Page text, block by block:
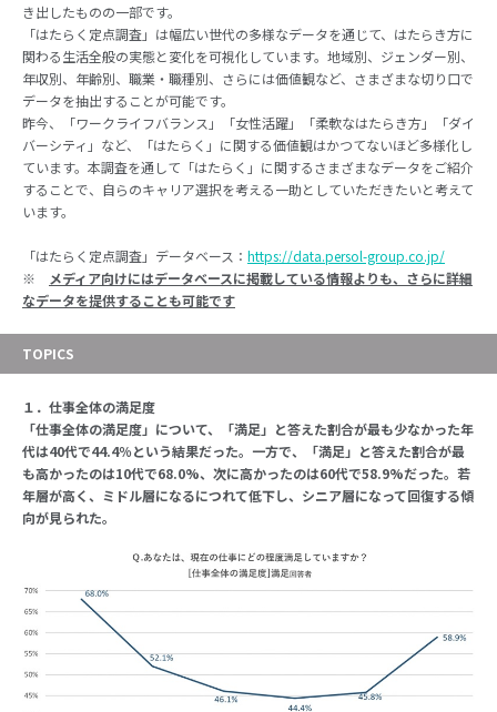
き出したものの一部です。
「はたらく定点調査」は幅広い世代の多様なデータを通じて、はたらき方に
関わる生活全般の実態と変化を可視化しています。地域別、ジェンダー別、
年収別、年齢別、職業・職種別、さらには価値観など、さまざまな切り口で
データを抽出することが可能です。
昨今、「ワークライフバランス」「女性活躍」「柔軟なはたらき方」「ダイ
バーシティ」など、「はたらく」に関する価値観はかつてないほど多様化し
ています。本調査を通して「はたらく」に関するさまざまなデータをご紹介
することで、自らのキャリア選択を考える一助としていただきたいと考えて
います。
「はたらく定点調査」データベース： https://data.persol-group.co.jp/
※
メディア向けにはデータベースに掲載している情報よりも、さらに詳細
なデータを提供することも可能です
TOPICS
１．仕事全体の満足度
「仕事全体の満足度」について、「満足」と答えた割合が最も少なかった年
代は40代で44.4％という結果だった。一方で、「満足」と答えた割合が最
も高かったのは10代で68.0%、次に高かったのは60代で58.9%だった。若
年層が高く、ミドル層になるにつれて低下し、シニア層になって回復する傾
向が見られた。